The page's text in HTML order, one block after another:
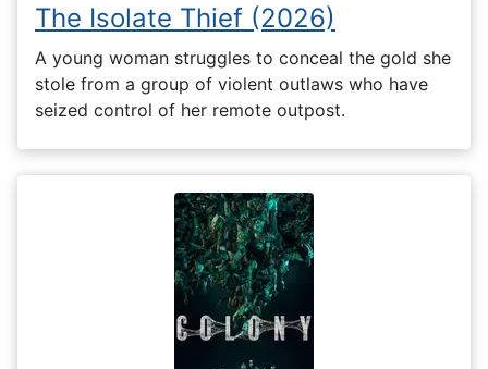
The Isolate Thief (2026)
A young woman struggles to conceal the gold she
stole from a group of violent outlaws who have
seized control of her remote outpost.